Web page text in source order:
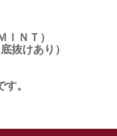
ＮＴ）
抜けあり）
。